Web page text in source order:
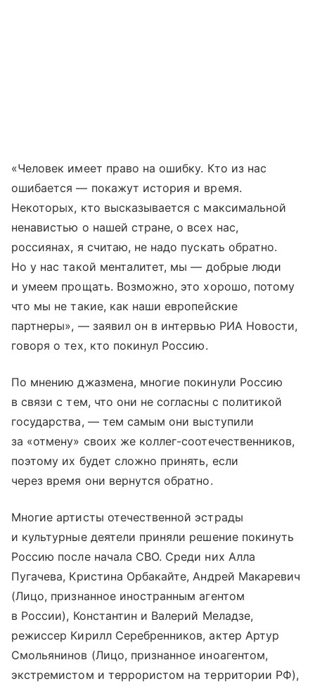
«Человек имеет право на ошибку. Кто из нас
ошибается — покажут история и время.
Некоторых, кто высказывается с максимальной
ненавистью о нашей стране, о всех нас,
россиянах, я считаю, не надо пускать обратно.
Но у нас такой менталитет, мы — добрые люди
и умеем прощать. Возможно, это хорошо, потому
что мы не такие, как наши европейские
партнеры», — заявил он в интервью РИА Новости,
говоря о тех, кто покинул Россию.
По мнению джазмена, многие покинули Россию
в связи с тем, что они не согласны с политикой
государства, — тем самым они выступили
за «отмену» своих же коллег-соотечественников,
поэтому их будет сложно принять, если
через время они вернутся обратно.
Многие артисты отечественной эстрады
и культурные деятели приняли решение покинуть
Россию после начала СВО. Среди них Алла
Пугачева, Кристина Орбакайте, Андрей Макаревич
(Лицо, признанное иностранным агентом
в России), Константин и Валерий Меладзе,
режиссер Кирилл Серебренников, актер Артур
Смольянинов (Лицо, признанное иноагентом,
экстремистом и террористом на территории РФ),